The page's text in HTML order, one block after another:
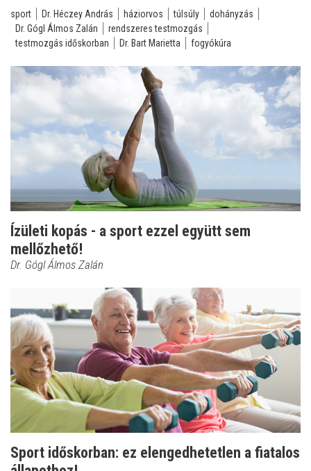
sport Dr. Héczey András háziorvos túlsúly
dohányzás
Dr. Gógl Álmos Zalán
rendszeres testmozgás
testmozgás időskorban
Dr. Bart Marietta fogyókúra
Ízületi kopás - a sport ezzel együtt sem
mellőzhető!
Dr. Gógl Álmos Zalán
Sport időskorban: ez elengedhetetlen a fiatalos